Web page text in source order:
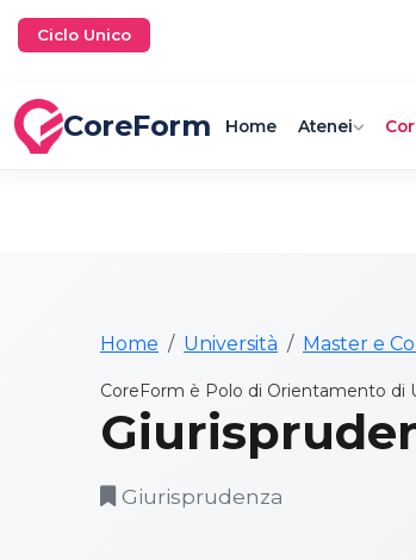
CoreForm Home Atenei
Home Università Master e
Ciclo Unico
CoreForm è Polo di Orientamento di
Giurisprudenza